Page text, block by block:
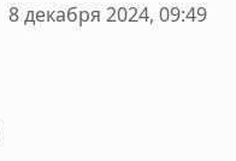
8 декабря 2024, 09:49